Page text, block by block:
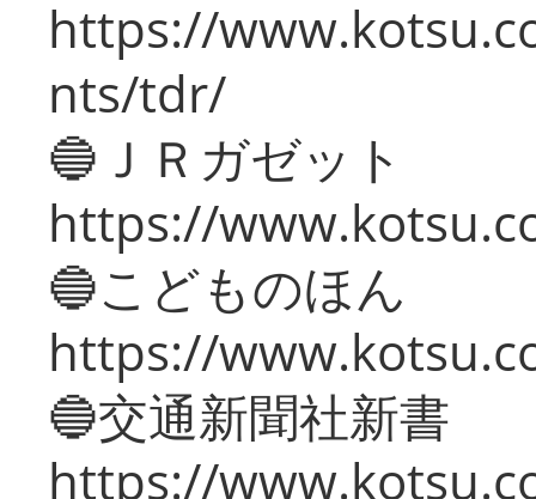
https://
nts/tdr/
🔵ＪＲガゼット
https://
🔵こどものほん
https://
🔵交通新聞社新書
https://